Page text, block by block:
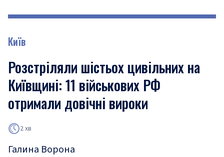
Київ
Розстріляли шістьох цивільних на
Київщині: 11 військових РФ
отримали довічні вироки
2 хв
Галина Ворона